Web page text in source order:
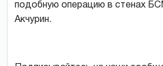
подобную операцию в стенах
Акчурин.